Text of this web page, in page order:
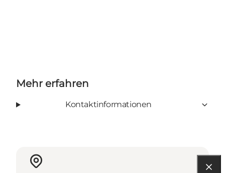
Mehr erfahren
Kontaktinformationen